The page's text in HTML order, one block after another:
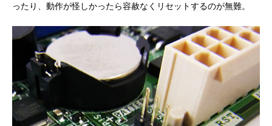
ったり、動作が怪しかったら容赦なくリセットするのが無難。